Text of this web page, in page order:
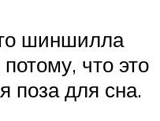
шиншилла
что это
поза для сна.